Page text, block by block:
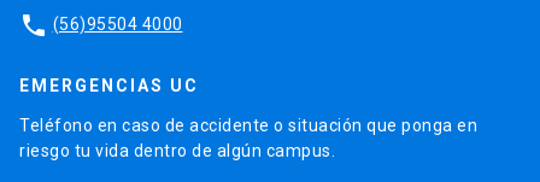
phone (56)95504 4000
EMERGENCIAS UC
Teléfono en caso de accidente o situación que ponga en
riesgo tu vida dentro de algún campus.